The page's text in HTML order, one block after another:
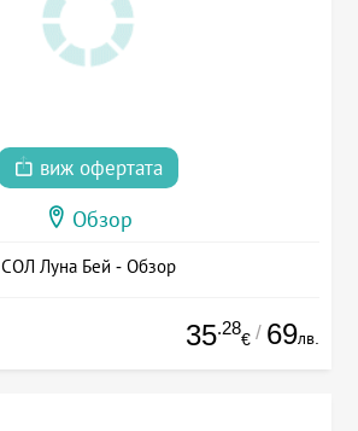
виж офертата
Обзор
СОЛ Луна Бей - Обзор
35.28
€ / 69лв.